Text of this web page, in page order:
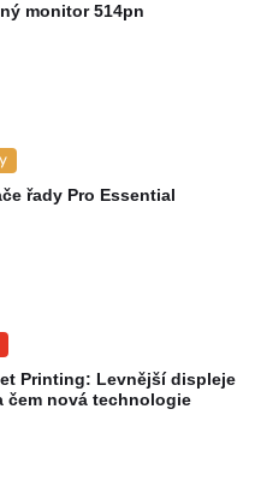
monitor 514pn
řady Pro Essential
Printing: Levnější displeje
čem nová technologie